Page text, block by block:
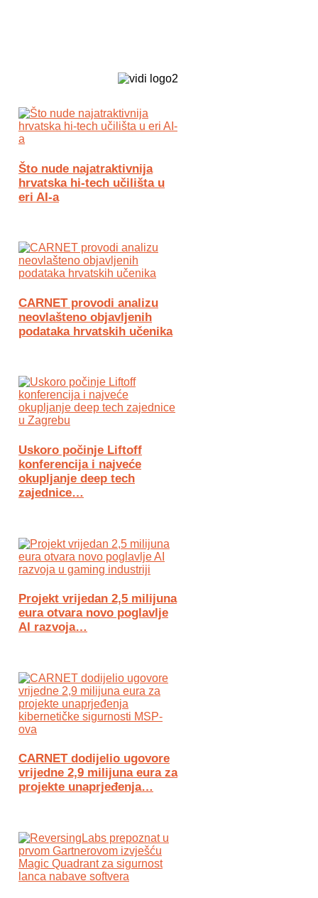
Što nude najatraktivnija
hrvatska hi-tech učilišta u
eri AI-a
CARNET provodi analizu
neovlašteno objavljenih
podataka hrvatskih učenika
Uskoro počinje Liftoff
konferencija i najveće
okupljanje deep tech
zajednice…
Projekt vrijedan 2,5 milijuna
eura otvara novo poglavlje
AI razvoja…
CARNET dodijelio ugovore
vrijedne 2,9 milijuna eura za
projekte unaprjeđenja…